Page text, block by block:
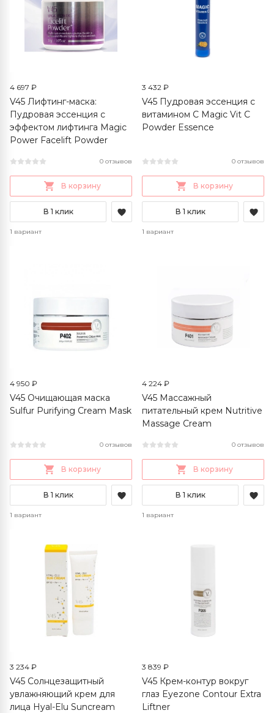
4 697 ₽
V45 Лифтинг-маска:
Пудровая эссенция с
эффектом лифтинга Magic
Power Facelift Powder
0 отзывов
В корзину
В 1 клик
1 вариант
3 432 ₽
V45 Пудровая эссенция с
витамином С Magic Vit C
Powder Essence
0 отзывов
В корзину
В 1 клик
1 вариант
4 950 ₽
V45 Очищающая маска
Sulfur Purifying Cream Mask
0 отзывов
В корзину
В 1 клик
1 вариант
4 224 ₽
V45 Массажный
питательный крем Nutritive
Massage Cream
0 отзывов
В корзину
В 1 клик
1 вариант
3 234 ₽
V45 Солнцезащитный
увлажняющий крем для
лица Hyal-Elu Suncream
3 839 ₽
V45 Крем-контур вокруг
глаз Eyezone Contour Extra
Liftner